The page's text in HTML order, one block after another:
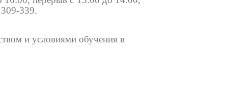
339.
и условиями обучения в